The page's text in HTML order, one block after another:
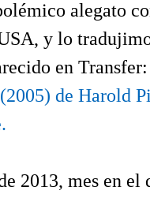
alegato
y lo
en Transfer:
de Harold
2013, mes en el